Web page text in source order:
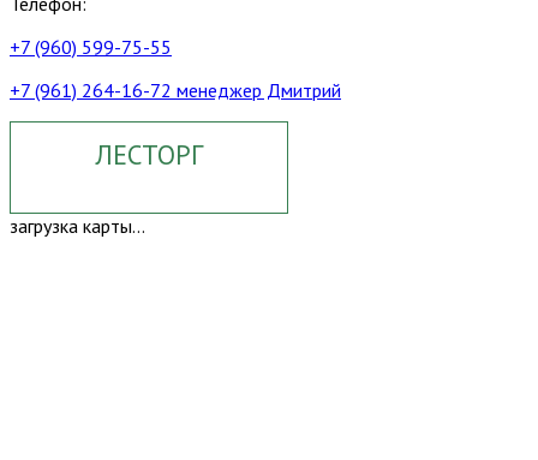
+7 (960) 599-75-55
+7 (961) 264-16-72 менеджер Дмитрий
ЛЕСТОРГ
загрузка карты...